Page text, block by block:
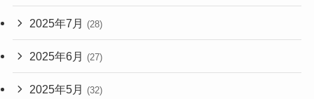
2025年7月 (28)
2025年6月 (27)
2025年5月 (32)